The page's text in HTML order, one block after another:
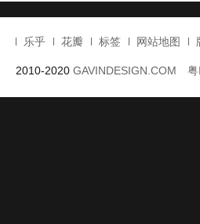
乐乎 花瓣 标签 网站地图
2010-2020 GAVINDESIGN.COM